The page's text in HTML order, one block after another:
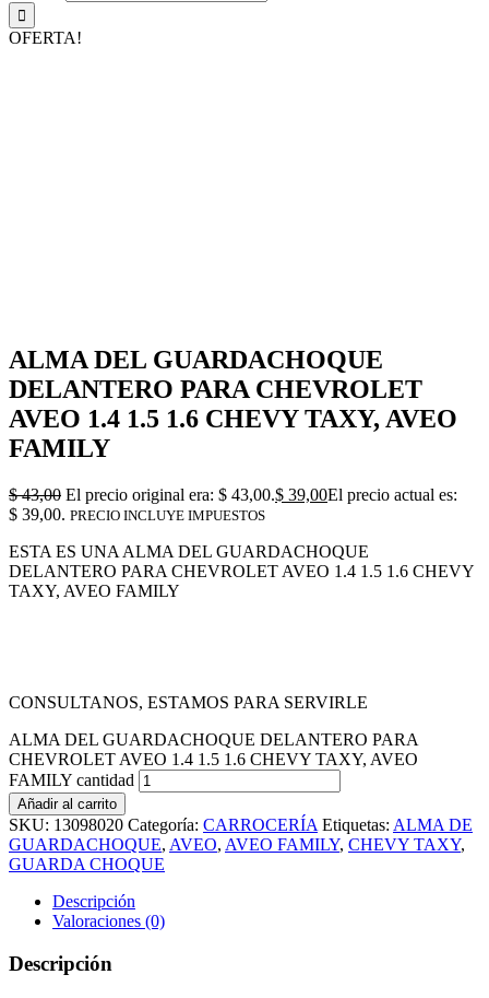
OFERTA!
ALMA DEL GUARDACHOQUE
DELANTERO PARA CHEVROLET
AVEO 1.4 1.5 1.6 CHEVY TAXY, AVEO
FAMILY
$43,00 El precio original era: $ 43,00.$ 39,00El precio actual es:
$ 39,00. PRECIO INCLUYE IMPUESTOS
ESTA ES UNA ALMA DEL GUARDACHOQUE
DELANTERO PARA CHEVROLET AVEO 1.4 1.5 1.6 CHEVY
TAXY, AVEO FAMILY
CONSULTANOS, ESTAMOS PARA SERVIRLE
ALMA DEL GUARDACHOQUE DELANTERO PARA
CHEVROLET AVEO 1.4 1.5 1.6 CHEVY TAXY, AVEO
FAMILY cantidad
Añadir al carrito
SKU: 13098020 Categoría: CARROCERÍA Etiquetas: ALMA DE
GUARDACHOQUE, AVEO, AVEO FAMILY, CHEVY TAXY,
GUARDA CHOQUE
Descripción
Valoraciones (0)
Descripción